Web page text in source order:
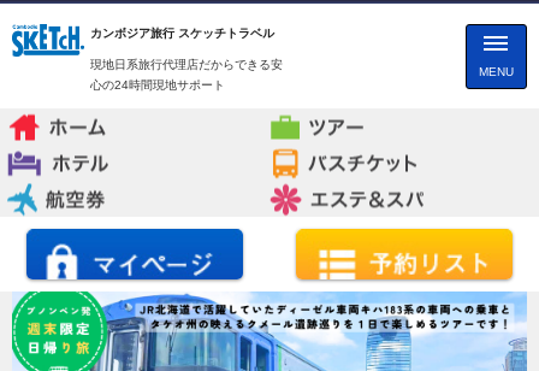
カンボジア旅行 スケッチトラベル
現地日系旅行代理店だからできる安
心の24時間現地サポート
MENU